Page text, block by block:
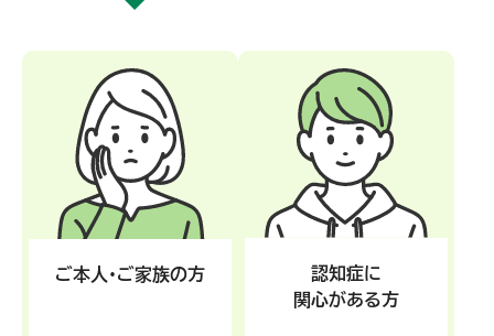
ご本人・ご家族の方
認知症に
関心がある方